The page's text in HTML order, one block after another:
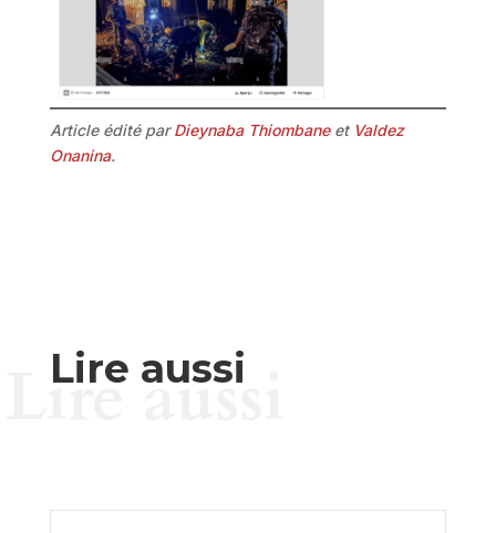
Article édité parDieynaba Thiombaneet Valdez
Onanina.
Lire aussi
Lire aussi